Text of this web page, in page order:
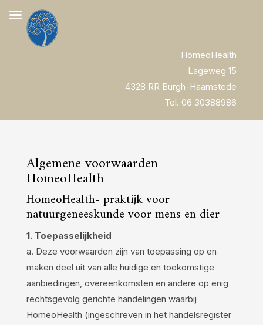
HomeoHealth
Lageweg 15
4328 RR Burgh-Haamstede
Tel. 06 30388986
Algemene voorwaarden
HomeoHealth
HomeoHealth- praktijk voor
natuurgeneeskunde voor mens en dier
1. Toepasselijkheid
a. Deze voorwaarden zijn van toepassing op en
maken deel uit van alle huidige en toekomstige
aanbiedingen, overeenkomsten en andere op enig
rechtsgevolg gerichte handelingen waarbij
HomeoHealth (ingeschreven in het handelsregister